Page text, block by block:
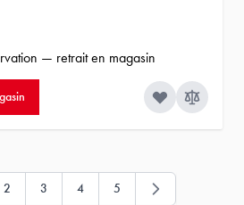
— retrait en magasin
actuellement la page
Page
2 Page
3 Page
4 Page
5